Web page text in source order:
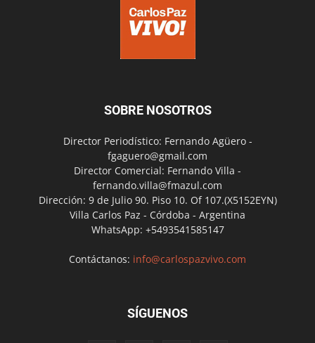
SOBRE NOSOTROS
Director Periodístico: Fernando Agüero -
fgaguero@gmail.com
Director Comercial: Fernando Villa -
fernando.villa@fmazul.com
Dirección: 9 de Julio 90. Piso 10. Of 107.(X5152EYN)
Villa Carlos Paz - Córdoba - Argentina
WhatsApp: +5493541585147
Contáctanos: info@carlospazvivo.com
SÍGUENOS